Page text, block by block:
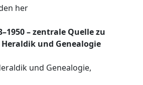
her
– zentrale Quelle zu
und Genealogie
und Genealogie,